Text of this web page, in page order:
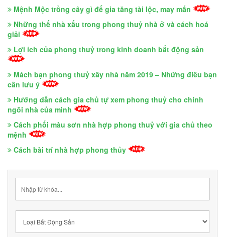
Mệnh Mộc trồng cây gì để gia tăng tài lộc, may mắn
Những thế nhà xấu trong phong thuỷ nhà ở và cách hoá
giải
Lợi ích của phong thuỷ trong kinh doanh bất động sản
Mách bạn phong thuỷ xây nhà năm 2019 – Những điều bạn
cần lưu ý
Hướng dẫn cách gia chủ tự xem phong thuỷ cho chính
ngôi nhà của mình
Cách phối màu sơn nhà hợp phong thuỷ với gia chủ theo
mệnh
Cách bài trí nhà hợp phong thủy